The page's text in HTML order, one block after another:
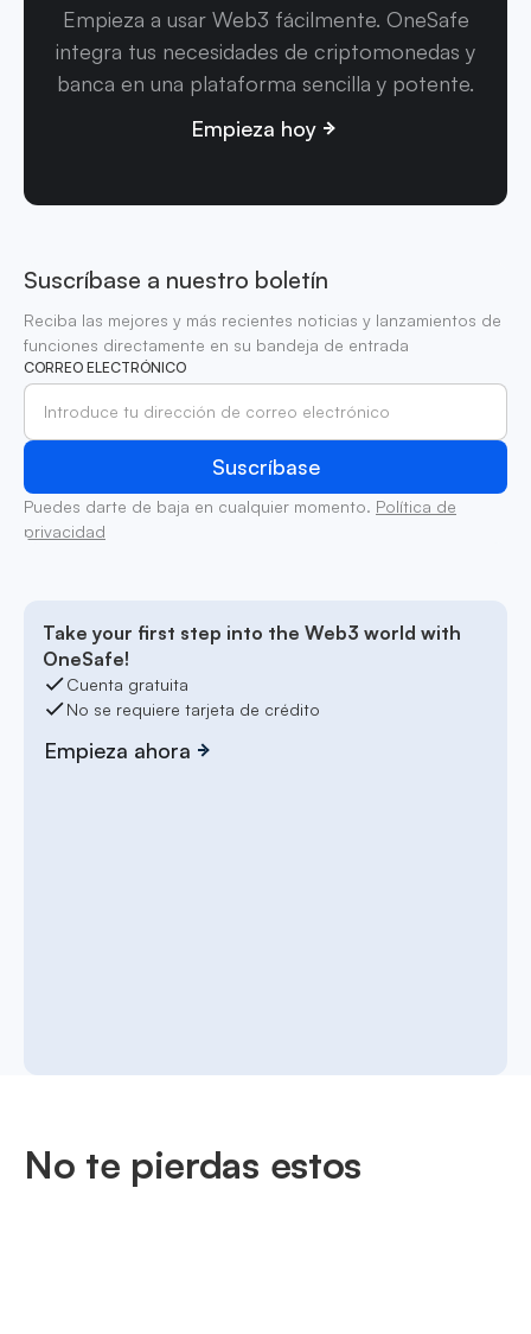
Empieza a usar Web3 fácilmente. OneSafe
integra tus necesidades de criptomonedas y
banca en una plataforma sencilla y potente.
Empieza hoy
Suscríbase a nuestro boletín
Reciba las mejores y más recientes noticias y lanzamientos de
funciones directamente en su bandeja de entrada
CORREO ELECTRÓNICO
Puedes darte de baja en cualquier momento. Política de
privacidad
Take your first step into the Web3 world with
OneSafe!
Cuenta gratuita
No se requiere tarjeta de crédito
Empieza ahora
No te pierdas estos